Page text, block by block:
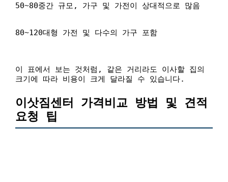
50~80중간 규모, 가구 및 가전이 상대적으로 많음
80~120대형 가전 및 다수의 가구 포함
이 표에서 보는 것처럼, 같은 거리라도 이사할 집의
크기에 따라 비용이 크게 달라질 수 있습니다.
이삿짐센터 가격비교 방법 및 견적
요청 팁